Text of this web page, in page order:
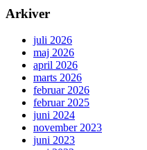
Arkiver
juli 2026
maj 2026
april 2026
marts 2026
februar 2026
februar 2025
juni 2024
november 2023
juni 2023